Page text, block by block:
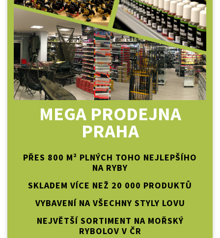
MEGA PRODEJNA
PRAHA
PŘES 800 M² PLNÝCH TOHO NEJLEPŠÍHO
NA RYBY
SKLADEM VÍCE NEŽ 20 000 PRODUKTŮ
VYBAVENÍ NA VŠECHNY STYLY LOVU
NEJVĚTŠÍ SORTIMENT NA MOŘSKÝ
RYBOLOV V ČR